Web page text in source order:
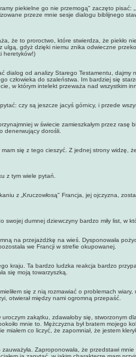
piekielne go nie przemogą" zaczęto pisać: „
przeze mnie sesje dialogu biblijnego
to proroctwo, które stwierdza, że piekło nie
ulgą, gdyż dzięki niemu znika odwieczne
heretyków!)
od analizy Starego Testamentu, dajmy
człowieka do szaleństwa. Im bardziej się
w którym intelekt przeważa nad wszystkim
czy są jeszcze jacyś górnicy, i przede
w świecie zamieszkałym przez rasę
denerwujący dorośli.
się z tego cieszyć. Z jednej strony widzę, że
tym wiele pytań.
„Kruczowłosą" Francja, jej ojczyzna,
dumnej dziewczyny bardzo miły list, w
przejażdżkę na wieś. Dysponowała
we Francji w strefie okupowanej.
Ta bardzo ludzka reakcja bardzo
się moją towarzyszką.
się z nią rozmawiać o problemach wiary,
otwierał między nami ogromną przepaść.
zakątku, zdawałoby się, stworzonym dla
mnie to. Mężczyzna był bratem mojego
miałem co liczyć, że zapomniał, że jestem
Zaproponowała, że przedstawi mnie